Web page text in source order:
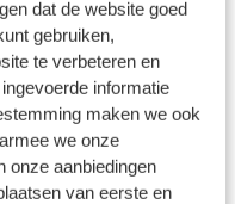
dat de website goed
gebruiken,
te verbeteren en
informatie
maken we ook
we onze
onze aanbiedingen
van eerste en